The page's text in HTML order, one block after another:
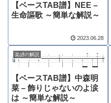
【ベースTAB譜】NEE –
生命謳歌 ～簡単な解説～
2023.06.28
楽譜の解説
【ベースTAB譜】中森明
菜 – 飾りじゃないのよ涙
は ～簡単な解説～